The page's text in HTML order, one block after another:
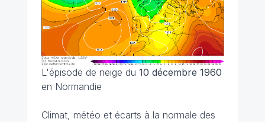
L'épisode de neige du 10 décembre 1960
en Normandie
Climat, météo et écarts à la normale des